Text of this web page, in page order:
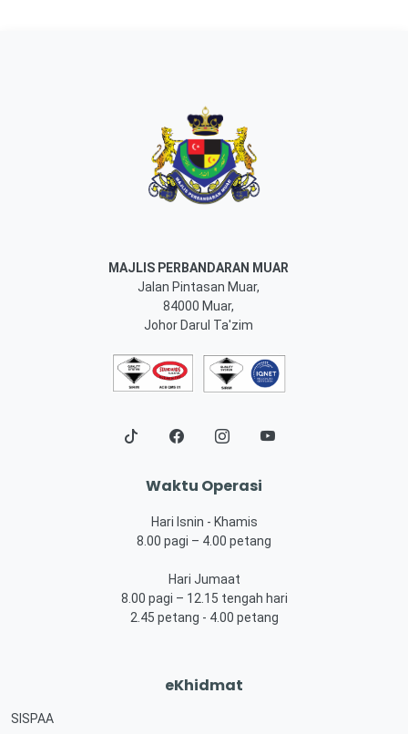
MAJLIS PERBANDARAN MUAR
Jalan Pintasan Muar,
84000 Muar,
Johor Darul Ta'zim
Waktu Operasi
Hari Isnin - Khamis
8.00 pagi – 4.00 petang
Hari Jumaat
8.00 pagi – 12.15 tengah hari
2.45 petang - 4.00 petang
eKhidmat
SISPAA